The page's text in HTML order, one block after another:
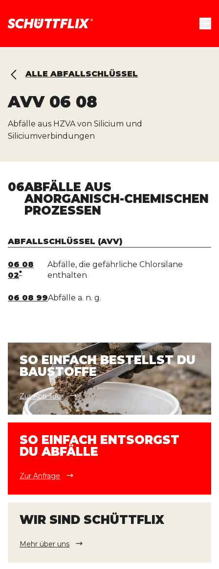
ALLE ABFALLSCHLÜSSEL
AVV 06 08
Abfälle aus HZVA von Silicium und
Siliciumverbindungen
06ABFÄLLE AUS
ANORGANISCH-CHEMISCHEN
PROZESSEN
ABFALLSCHLÜSSEL (AVV)
06 08
02*
Abfälle, die gefährliche Chlorsilane
enthalten
06 08 99Abfälle a. n. g.
SO EINFACH BESTELLST DU
BAUSTOFFE
Zur App Tour
SO EINFACH ENTSORGST
DU ABFÄLLE
Zur Anfrage
WIR SIND SCHÜTTFLIX
Mehr über uns